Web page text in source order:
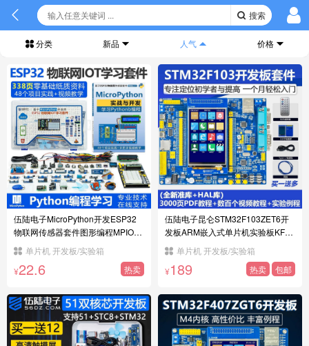
搜索
分类 新品 人气 价格
伍陆电子MicroPython开发ESP32
物联网传感器套件图形编程MPIOTA
1
单片机 开发板/实验箱
¥22.6 热卖
伍陆电子昆仑STM32F103ZET6开
发板ARM嵌入式单片机实验板KF56
-7 单片机 开发板/实验箱
¥189 热卖 包邮